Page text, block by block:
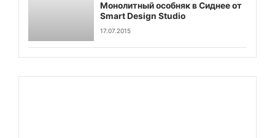
Монолитный особняк в Сиднее от
Smart Design Studio
17.07.2015